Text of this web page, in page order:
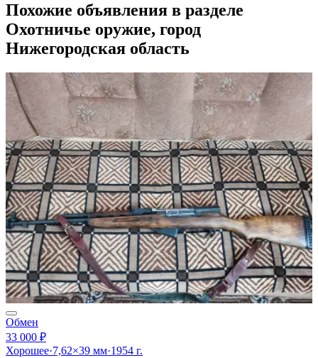
Похожие объявления в разделе
Охотничье оружие, город
Нижегородская область
Обмен
33 000 ₽
Хорошее·7,62×39 мм·1954 г.